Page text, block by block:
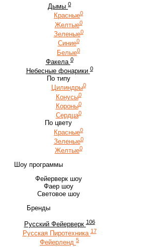
Дымы 0
Красные0
Желтые0
Зеленые0
Синие0
Белые0
Факела 0
Небесные фонарики 0
По типу
Цилиндры0
Конусы0
Короны0
Сердца0
По цвету
Красные0
Зеленые0
Желтые0
Шоу программы
Фейерверк шоу
Фаер шоу
Световое шоу
Бренды
Русский Фейерверк 106
Русская Пиротехника 17
Фейерленд 5